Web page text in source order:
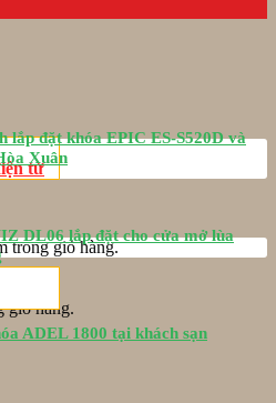
trong giỏ hàng.
giỏ hàng.
tử
lắp đặt khóa EPIC ES-S520D và
Xuân
DL06 lắp đặt cho cửa mở lùa
ADEL 1800 tại khách sạn